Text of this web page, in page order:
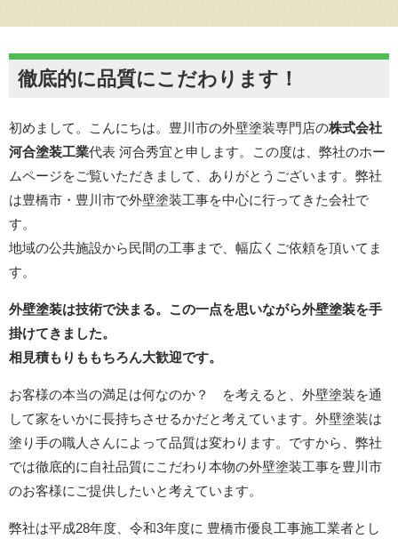
徹底的に品質にこだわります！
初めまして。こんにちは。豊川市の外壁塗装専門店の株式会社
河合塗装工業代表 河合秀宜と申します。この度は、弊社のホー
ムページをご覧いただきまして、ありがとうございます。弊社
は豊橋市・豊川市で外壁塗装工事を中心に行ってきた会社で
す。
地域の公共施設から民間の工事まで、幅広くご依頼を頂いてま
す。
外壁塗装は技術で決まる。この一点を思いながら外壁塗装を手
掛けてきました。
相見積もりももちろん大歓迎です。
お客様の本当の満足は何なのか？ を考えると、外壁塗装を通
して家をいかに長持ちさせるかだと考えています。外壁塗装は
塗り手の職人さんによって品質は変わります。ですから、弊社
では徹底的に自社品質にこだわり本物の外壁塗装工事を豊川市
のお客様にご提供したいと考えています。
弊社は平成28年度、令和3年度に 豊橋市優良工事施工業者とし